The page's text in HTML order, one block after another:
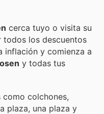
cerca tuyo o visita su
los descuentos
inflación y comienza a
y todas tus
colchones,
plaza, una plaza y